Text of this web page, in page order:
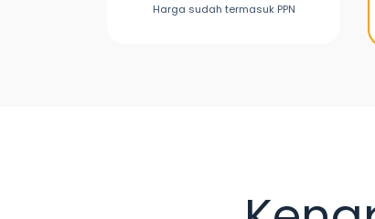
Harga sudah termasuk PPN